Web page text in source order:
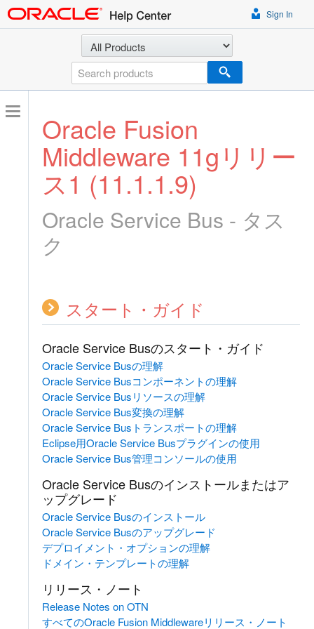
Sign In
Select a product
Oracle Fusion
Middleware 11gリリー
ス1 (11.1.1.9)
Oracle Service Bus - タス
ク
スタート・ガイド
Oracle Service Busのスタート・ガイド
Oracle Service Busの理解
Oracle Service Busコンポーネントの理解
Oracle Service Busリソースの理解
Oracle Service Bus変換の理解
Oracle Service Busトランスポートの理解
Eclipse用Oracle Service Busプラグインの使用
Oracle Service Bus管理コンソールの使用
Oracle Service Busのインストールまたはア
ップグレード
Oracle Service Busのインストール
Oracle Service Busのアップグレード
デプロイメント・オプションの理解
ドメイン・テンプレートの理解
リリース・ノート
Release Notes on OTN
すべてのOracle Fusion Middlewareリリース・ノート